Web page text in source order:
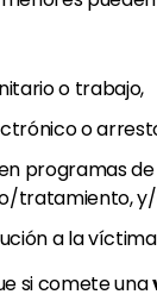
o trabajo,
o
programas de
tratamiento,
a la
si comete una